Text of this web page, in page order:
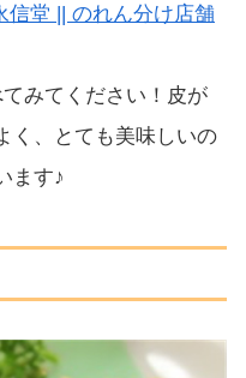
信堂 || のれん分け店舗
みてください！皮が
く、とても美味しいの
ます♪